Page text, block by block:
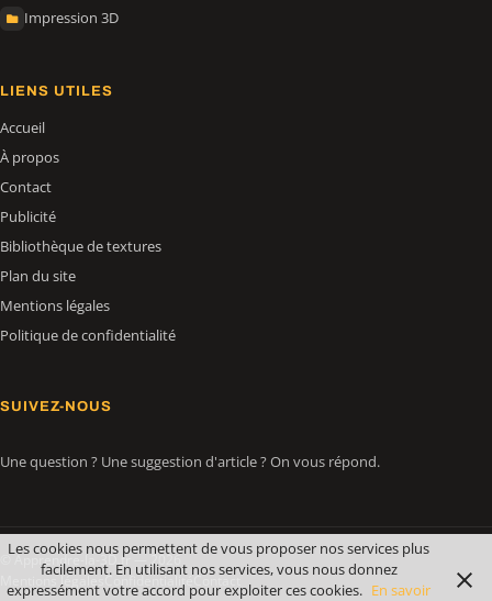
Impression 3D
LIENS UTILES
Accueil
À propos
Contact
Publicité
Bibliothèque de textures
Plan du site
Mentions légales
Politique de confidentialité
SUIVEZ-NOUS
Une question ? Une suggestion d'article ? On vous répond.
© Apprendre-la-3D.fr — 2026
Mentions légalesConfidentialitéContact
Les cookies nous permettent de vous proposer nos services plus
facilement. En utilisant nos services, vous nous donnez
expressément votre accord pour exploiter ces cookies. En savoir